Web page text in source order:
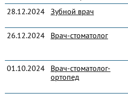
28.12.2024 Зубной врач
26.12.2024
Врач-стоматолог
01.10.2024
Врач-стоматолог-
ортопед